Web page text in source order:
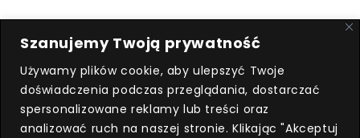
Szanujemy Twoją prywatność
Używamy plików cookie, aby ulepszyć Twoje
doświadczenia podczas przeglądania, dostarczać
spersonalizowane reklamy lub treści oraz
analizować ruch na naszej stronie. Klikając "Akceptuj
Przedsiębiorca uzyskał subwencję
finansową w ramach programu